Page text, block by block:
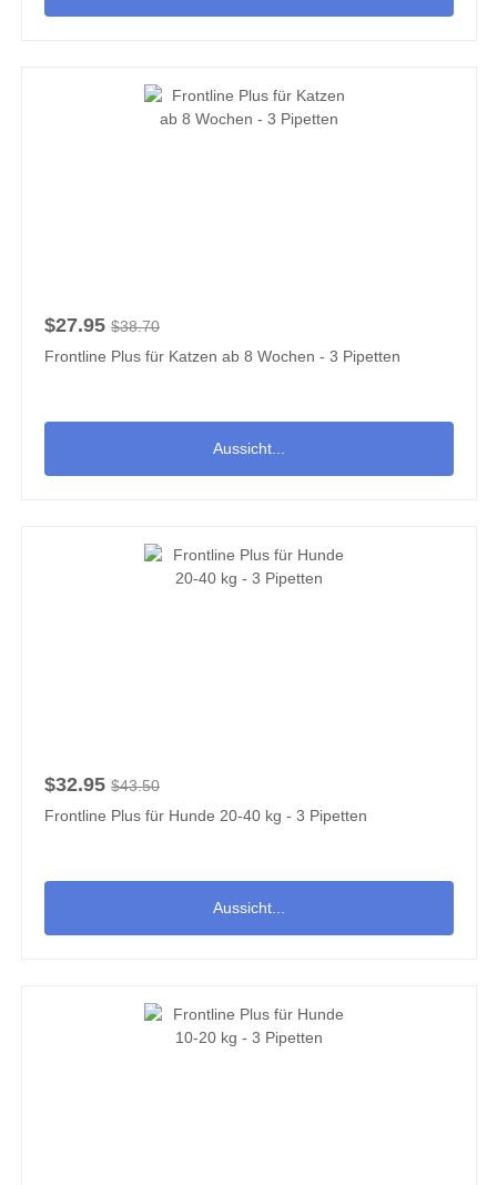
$27.95 $38.70
Frontline Plus für Katzen ab 8 Wochen - 3 Pipetten
Aussicht...
$32.95 $43.50
Frontline Plus für Hunde 20-40 kg - 3 Pipetten
Aussicht...